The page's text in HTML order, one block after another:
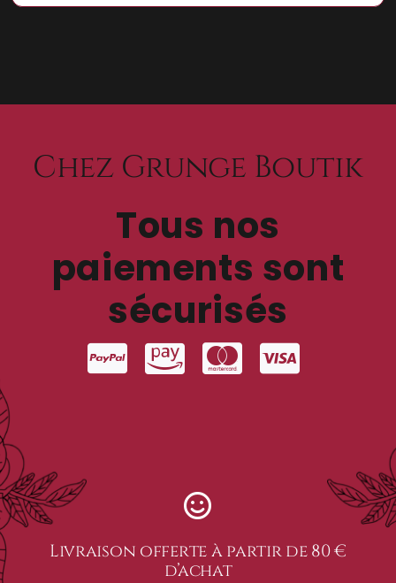
Chez Grunge Boutik
Tous nos
paiements sont
sécurisés
Livraison offerte à partir de 80 €
d’achat